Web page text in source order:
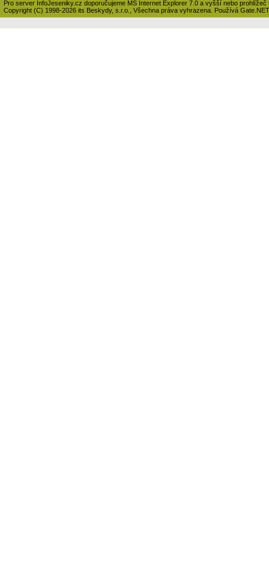
Pro server InfoJeseniky.cz doporučujeme MS Internet Explorer 7.0 a vyšší nebo prohlížeč
Copyright (C) 1998-2026 its Beskydy, s.r.o., Všechna práva vyhrazena. Používá